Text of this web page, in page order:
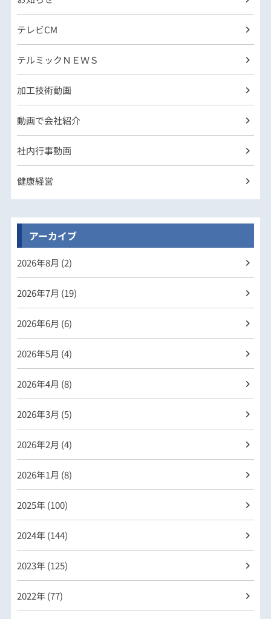
テレビCM
テルミックＮＥＷＳ
加工技術動画
動画で会社紹介
社内行事動画
健康経営
アーカイブ
2026年8月 (2)
2026年7月 (19)
2026年6月 (6)
2026年5月 (4)
2026年4月 (8)
2026年3月 (5)
2026年2月 (4)
2026年1月 (8)
2025年 (100)
2024年 (144)
2023年 (125)
2022年 (77)